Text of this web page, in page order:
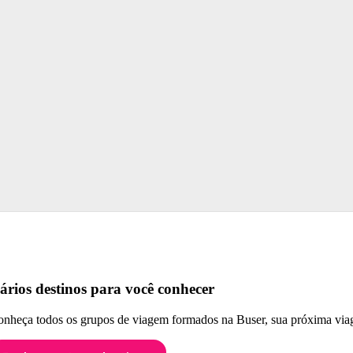
destinos para você conhecer
todos os grupos de viagem formados na Buser, sua próxima